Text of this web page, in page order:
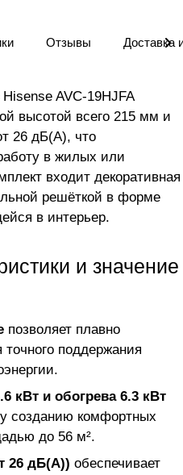
Отзывы Доставка
AVC-19HJFA
высотой всего 215 мм и
26 дБ(А), что
в жилых или
входит декоративная
решёткой в форме
в интерьер.
и значение
позволяет плавно
поддержания
кВт и обогрева 6.3 кВт
созданию комфортных
до 56 м².
26 дБ(А)) обеспечивает